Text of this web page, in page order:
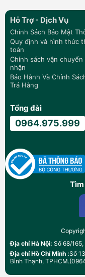
Hỗ Trợ - Dịch Vụ
Chính Sách Bảo Mật
Quy định và hình thức
toán
Chính sách vận chuyển
nhận
Bảo Hành Và Chính
Trả Hàng
Tổng đài
0964.975.999
Địa chỉ Hà Nội: Số 68/
Địa chỉ Hồ Chí Minh :Số
Bình Thạnh,